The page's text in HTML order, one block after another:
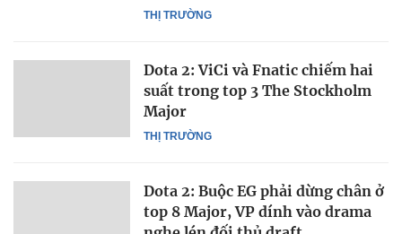
THỊ TRƯỜNG
THỊ TRƯỜNG
Dota 2: ViCi và Fnatic chiếm hai
suất trong top 3 The Stockholm
Major
Dota 2: Buộc EG phải dừng chân ở
top 8 Major, VP dính vào drama